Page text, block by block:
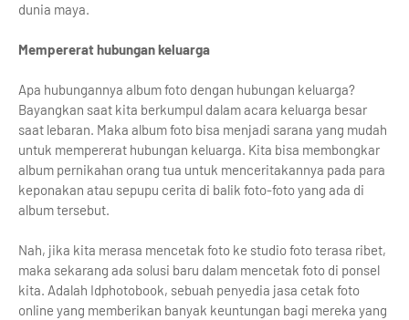
dunia maya.
Mempererat hubungan keluarga
Apa hubungannya album foto dengan hubungan keluarga?
Bayangkan saat kita berkumpul dalam acara keluarga besar
saat lebaran. Maka album foto bisa menjadi sarana yang mudah
untuk mempererat hubungan keluarga. Kita bisa membongkar
album pernikahan orang tua untuk menceritakannya pada para
keponakan atau sepupu cerita di balik foto-foto yang ada di
album tersebut.
Nah, jika kita merasa mencetak foto ke studio foto terasa ribet,
maka sekarang ada solusi baru dalam mencetak foto di ponsel
kita. Adalah Idphotobook, sebuah penyedia jasa cetak foto
online yang memberikan banyak keuntungan bagi mereka yang